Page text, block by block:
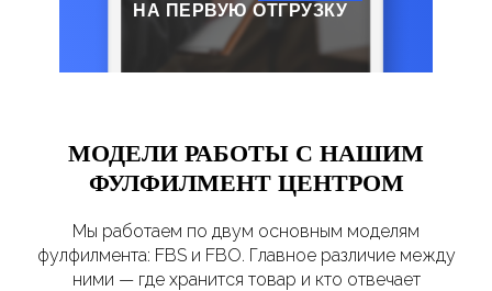
НА ПЕРВУЮ ОТГРУЗКУ
МОДЕЛИ РАБОТЫ С НАШИМ
ФУЛФИЛМЕНТ ЦЕНТРОМ
Мы работаем по двум основным моделям
фулфилмента: FBS и FBO. Главное различие между
ними — где хранится товар и кто отвечает